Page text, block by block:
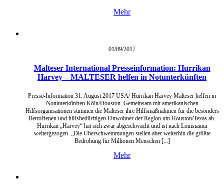
Mehr
01/09/2017
Malteser International Presseinformation: Hurrikan
Harvey – MALTESER helfen in Notunterkünften
Presse-Information 31. August 2017 USA/ Hurrikan Harvey Malteser helfen in
Notunterkünften Köln/Houston. Gemeinsam mit amerikanischen
Hilfsorganisationen stimmen die Malteser ihre Hilfsmaßnahmen für die besonders
Betroffenen und hilfsbedürftigen Einwohner der Region um Houston/Texas ab.
Hurrikan „Harvey“ hat sich zwar abgeschwächt und ist nach Louisianna
weitergezogen. „Die Überschwemmungen stellen aber weiterhin die größte
Bedrohung für Millionen Menschen [...]
Mehr